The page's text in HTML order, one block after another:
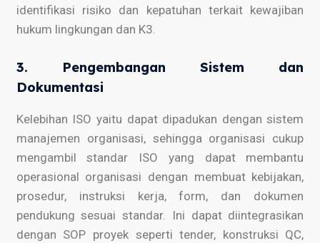
identifikasi risiko dan kepatuhan terkait kewajiban
hukum lingkungan dan K3.
3. Pengembangan Sistem dan
Dokumentasi
Kelebihan ISO yaitu dapat dipadukan dengan sistem
manajemen organisasi, sehingga organisasi cukup
mengambil standar ISO yang dapat membantu
operasional organisasi dengan membuat kebijakan,
prosedur, instruksi kerja, form, dan dokumen
pendukung sesuai standar. Ini dapat diintegrasikan
dengan SOP proyek seperti tender, konstruksi QC,